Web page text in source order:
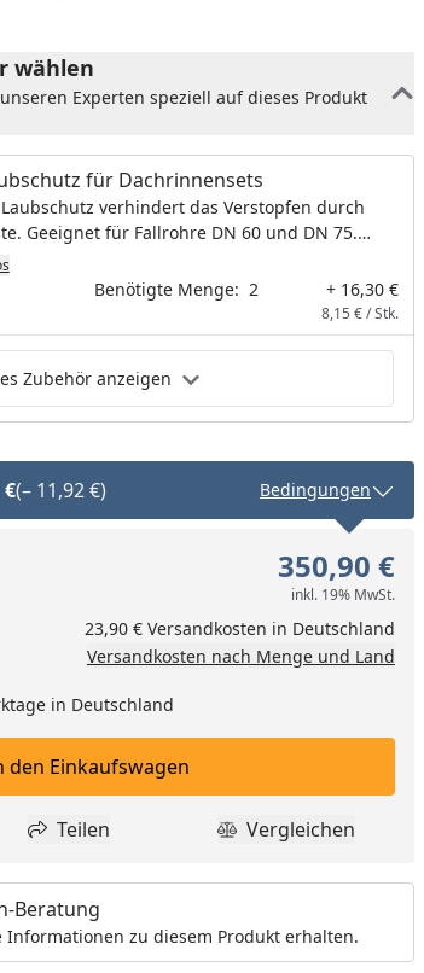
wählen
Experten speziell auf dieses Produkt
für Dachrinnensets
verhindert das Verstopfen durch
Geeignet für Fallrohre DN 60 und DN 75.
verzinkt
Benötigte Menge: 2 + 16,30 €
8,15 € / Stk.
Zubehör anzeigen
€(– 11,92 €) Bedingungen
eingeben
um eins erhöhen
350,90 €
inkl. 19% MwSt.
23,90 € Versandkosten in Deutschland
Versandkosten nach Menge und Land
in Deutschland
In den Einkaufswagen legen
den Einkaufswagen
hinzufügen
Teilen
Teilen Produkt
Vergleichen
Beratung
Informationen zu diesem Produkt erhalten.